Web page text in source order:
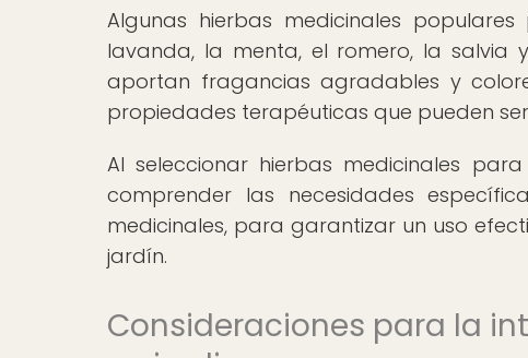
Algunas hierbas medicinales
lavanda, la menta, el romero, la salvia
aportan fragancias agradables y
propiedades terapéuticas que pueden
Al seleccionar hierbas medicinales
comprender las necesidades
medicinales, para garantizar un uso
jardín.
Consideraciones para la